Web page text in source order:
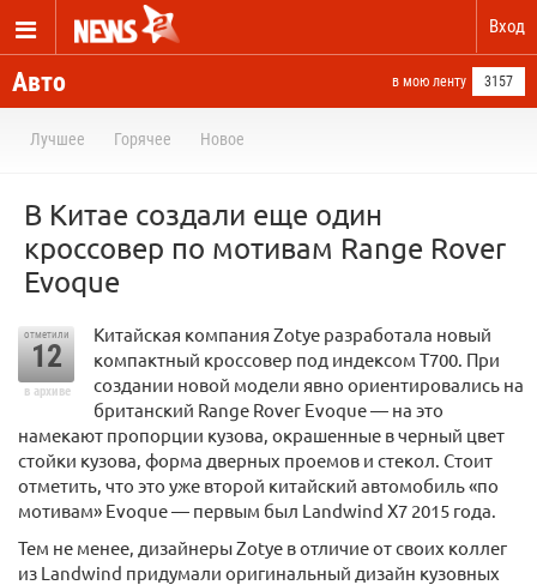
Вход
Авто в мою ленту 3157
Лучшее Горячее Новое
В Китае создали еще один
кроссовер по мотивам Range Rover
Evoque
отметили
12
в архиве
Китайская компания Zotye разработала новый
компактный кроссовер под индексом T700. При
создании новой модели явно ориентировались на
британский Range Rover Evoque — на это
намекают пропорции кузова, окрашенные в черный цвет
стойки кузова, форма дверных проемов и стекол. Стоит
отметить, что это уже второй китайский автомобиль «по
мотивам» Evoque — первым был Landwind X7 2015 года.
Тем не менее, дизайнеры Zotye в отличие от своих коллег
из Landwind придумали оригинальный дизайн кузовных